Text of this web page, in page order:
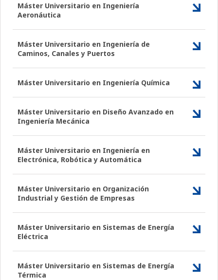
Máster Universitario en Ingeniería
Aeronáutica
Máster Universitario en Ingeniería de
Caminos, Canales y Puertos
Máster Universitario en Ingeniería Química
Máster Universitario en Diseño Avanzado en
Ingeniería Mecánica
Máster Universitario en Ingeniería en
Electrónica, Robótica y Automática
Máster Universitario en Organización
Industrial y Gestión de Empresas
Máster Universitario en Sistemas de Energía
Eléctrica
Máster Universitario en Sistemas de Energía
Térmica